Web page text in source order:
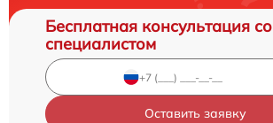
Бесплатная консультация со
специалистом
Оставить заявку